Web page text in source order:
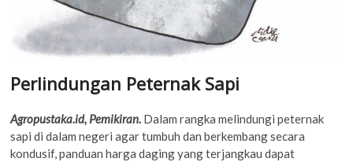
Perlindungan Peternak Sapi
Agropustaka.id, Pemikiran. Dalam rangka melindungi peternak
sapi di dalam negeri agar tumbuh dan berkembang secara
kondusif, panduan harga daging yang terjangkau dapat